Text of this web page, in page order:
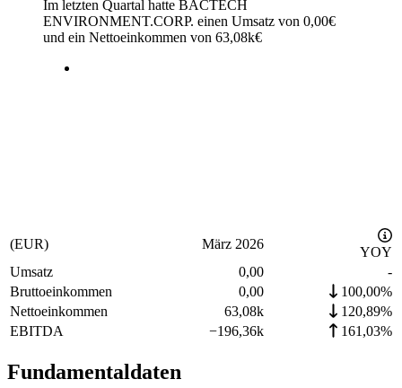
Im letzten Quartal hatte BACTECH
ENVIRONMENT.CORP. einen Umsatz von 0,00€
und ein Nettoeinkommen von 63,08k€
(EUR) März 2026
YOY
Umsatz
0,00
-
Bruttoeinkommen
0,00
100,00%
Nettoeinkommen
63,08k
120,89%
EBITDA
−196,36k 161,03%
Fundamentaldaten